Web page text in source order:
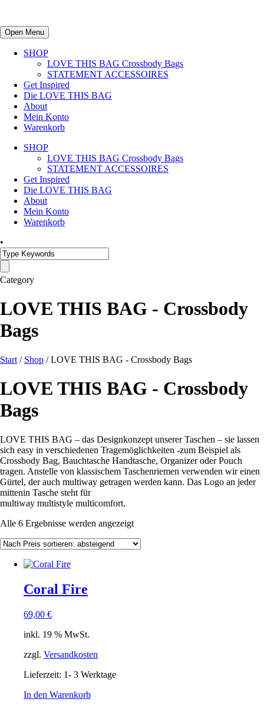
Open Menu
SHOP
LOVE THIS BAG Crossbody Bags
STATEMENT ACCESSOIRES
Get Inspired
Die LOVE THIS BAG
About
Mein Konto
Warenkorb
SHOP
LOVE THIS BAG Crossbody Bags
STATEMENT ACCESSOIRES
Get Inspired
Die LOVE THIS BAG
About
Mein Konto
Warenkorb
•
Category
LOVE THIS BAG - Crossbody
Bags
Start / Shop / LOVE THIS BAG - Crossbody Bags
LOVE THIS BAG - Crossbody
Bags
LOVE THIS BAG – das Designkonzept unserer Taschen – sie lassen
sich easy in verschiedenen Tragemöglichkeiten -zum Beispiel als
Crossbody Bag, Bauchtasche Handtasche, Organizer oder Pouch
tragen. Anstelle von klassischem Taschenriemen verwenden wir einen
Gürtel, der auch multiway getragen werden kann. Das Logo an jeder
mittenin Tasche steht für
multiway multistyle multicomfort.
Alle 6 Ergebnisse werden angezeigtNach
sortiert:
Coral Fire
69,00 €
inkl. 19 % MwSt.
zzgl. Versandkosten
Lieferzeit: 1- 3 Werktage
In den Warenkorb